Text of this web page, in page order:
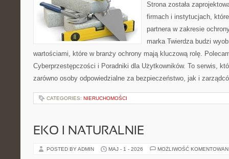
Strona została
firmach i instytucjach,
partnera w zakresie
marka Twierdza budzi
wartościami, które w branży ochrony mają kluczową rolę.
Cyberprzestępczości i Poradniki dla Użytkowników. To serwis,
zarówno osoby odpowiedzialne za bezpieczeństwo, jak i
CATEGORIES: NIERUCHOMOŚCI
EKO I NATURALNIE
POSTED BY ADMIN MAJ - 1 - 2026 MOŻLIWOŚĆ